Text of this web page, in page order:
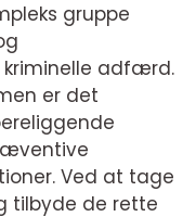
gruppe
adfærd.
er det
Ved at tage
tilbyde de rette